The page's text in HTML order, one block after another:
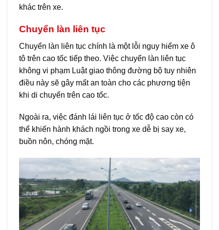
khác trên xe.
Chuyển làn liên tục
Chuyển làn liên tục chính là một lỗi nguy hiểm xe ô
tô trên cao tốc tiếp theo. Việc chuyển làn liên tục
không vi phạm Luật giao thông đường bộ tuy nhiên
điều này sẽ gây mất an toàn cho các phương tiện
khi di chuyển trên cao tốc.
Ngoài ra, việc đánh lái liên tục ở tốc độ cao còn có
thể khiến hành khách ngồi trong xe dễ bị say xe,
buồn nôn, chóng mặt.